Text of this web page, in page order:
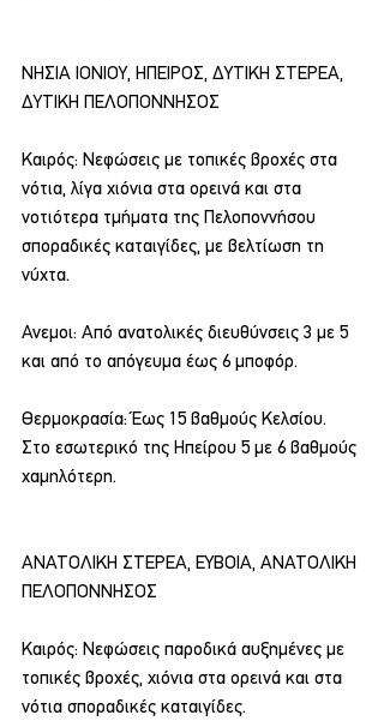
ΝΗΣΙΑ ΙΟΝΙΟΥ, ΗΠΕΙΡΟΣ, ΔΥΤΙΚΗ ΣΤΕΡΕΑ,
ΔΥΤΙΚΗ ΠΕΛΟΠΟΝΝΗΣΟΣ
Καιρός: Νεφώσεις με τοπικές βροχές στα
νότια, λίγα χιόνια στα ορεινά και στα
νοτιότερα τμήματα της Πελοποννήσου
σποραδικές καταιγίδες, με βελτίωση τη
νύχτα.
Ανεμοι: Από ανατολικές διευθύνσεις 3 με 5
και από το απόγευμα έως 6 μποφόρ.
Θερμοκρασία: Έως 15 βαθμούς Κελσίου.
Στο εσωτερικό της Ηπείρου 5 με 6 βαθμούς
χαμηλότερη.
ΑΝΑΤΟΛΙΚΗ ΣΤΕΡΕΑ, ΕΥΒΟΙΑ, ΑΝΑΤΟΛΙΚΗ
ΠΕΛΟΠΟΝΝΗΣΟΣ
Καιρός: Νεφώσεις παροδικά αυξημένες με
τοπικές βροχές, χιόνια στα ορεινά και στα
νότια σποραδικές καταιγίδες.